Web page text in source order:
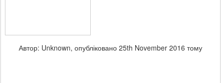
Автор: Unknown, опубліковано 25th November 2016 тому